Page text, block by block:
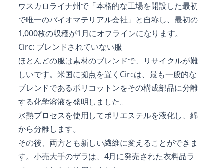
ウスカロライナ州で「本格的な工場を開設した最初
で唯一のバイオマテリアル会社」と自称し、最初の
1,000枚の収穫が1月にオフラインになります。
Circ: ブレンドされていない服
ほとんどの服は素材のブレンドで、リサイクルが難
しいです。米国に拠点を置くCircは、最も一般的な
ブレンドであるポリコットンをその構成部品に分離
する化学溶液を発明しました。
水熱プロセスを使用してポリエステルを液化し、綿
から分離します。
その後、両方とも新しい繊維に変えることができま
す。小売大手のザラは、4月に発売された衣料品ラ